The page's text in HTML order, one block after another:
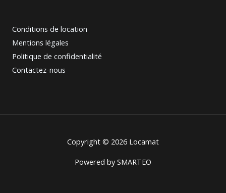
Conditions de location
Mentions légales
Politique de confidentialité
Contactez-nous
Copyright © 2026 Locamat
Powered bySMARTEO